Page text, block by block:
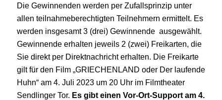
Die Gewinnenden werden per Zufallsprinzip unter
allen teilnahmeberechtigten Teilnehmern ermittelt. Es
werden insgesamt 3 (drei) Gewinnende ausgewählt.
Gewinnende erhalten jeweils 2 (zwei) Freikarten, die
Sie direkt per Direktnachricht erhalten. Die Freikarte
gilt für den Film „GRIECHENLAND oder Der laufende
Huhn“ am 4. Juli 2023 um 20 Uhr im Filmtheater
Sendlinger Tor. Es gibt einen Vor-Ort-Support am 4.